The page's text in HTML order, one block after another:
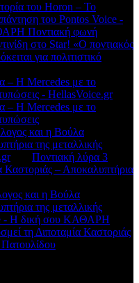
του Horon – Το
του Pontos Voice -
Ποντιακή φωνή
στο Star! «Ο ποντιακός
για πολιτιστικό
– Η Mercedes με το
- HellasVoice.grστο
– Η Mercedes με το
και η Βούλα
της μεταλλικής
στο Ποντιακή λύρα 3
Καστοριάς – Αποκαλυπτήρια
και η Βούλα
της μεταλλικής
- H δική σου ΚΑΘΑΡΗ
τη Διποταμία Καστοριάς